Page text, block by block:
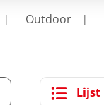
Outdoor
Lijst